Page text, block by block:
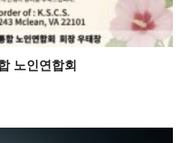
노인연합회